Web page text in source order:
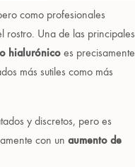
como profesionales
rostro. Una de las principales
hialurónico es precisamente
más sutiles como más
y discretos, pero es
con un aumento de